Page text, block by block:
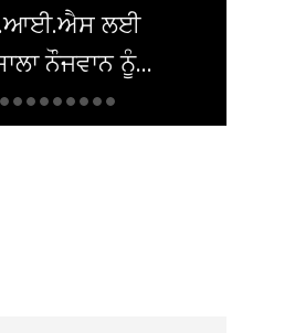
ਨੂੰ ਮੁੜ ਗੱਲਬਾਤ ਕਰਨ